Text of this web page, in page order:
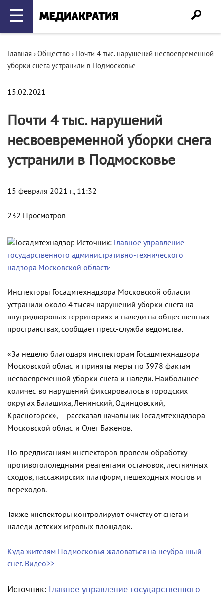
☰
Главная › Общество › Почти 4 тыс. нарушений несвоевременной
уборки снега устранили в Подмосковье
15.02.2021
Почти 4 тыс. нарушений
несвоевременной уборки снега
устранили в Подмосковье
15 февраля 2021 г., 11:32
232 Просмотров
Источник: Главное управление
государственного административно-технического
надзора Московской области
Инспекторы Госадмтехнадзора Московской области
устранили около 4 тысяч нарушений уборки снега на
внутридворовых территориях и наледи на общественных
пространствах, сообщает пресс-служба ведомства.
«За неделю благодаря инспекторам Госадмтехнадзора
Московской области приняты меры по 3978 фактам
несвоевременной уборки снега и наледи. Наибольшее
количество нарушений фиксировалось в городских
округах Балашиха, Ленинский, Одинцовский,
Красногорск», — рассказал начальник Госадмтехнадзора
Московской области Олег Баженов.
По предписаниям инспекторов провели обработку
противогололедными реагентами остановок, лестничных
сходов, пассажирских платформ, пешеходных мостов и
переходов.
Также инспекторы контролируют очистку от снега и
наледи детских игровых площадок.
Куда жителям Подмосковья жаловаться на неубранный
снег. Видео>>
Источник: Главное управление государственного